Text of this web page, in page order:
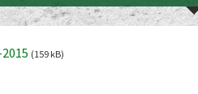
(159 kB)